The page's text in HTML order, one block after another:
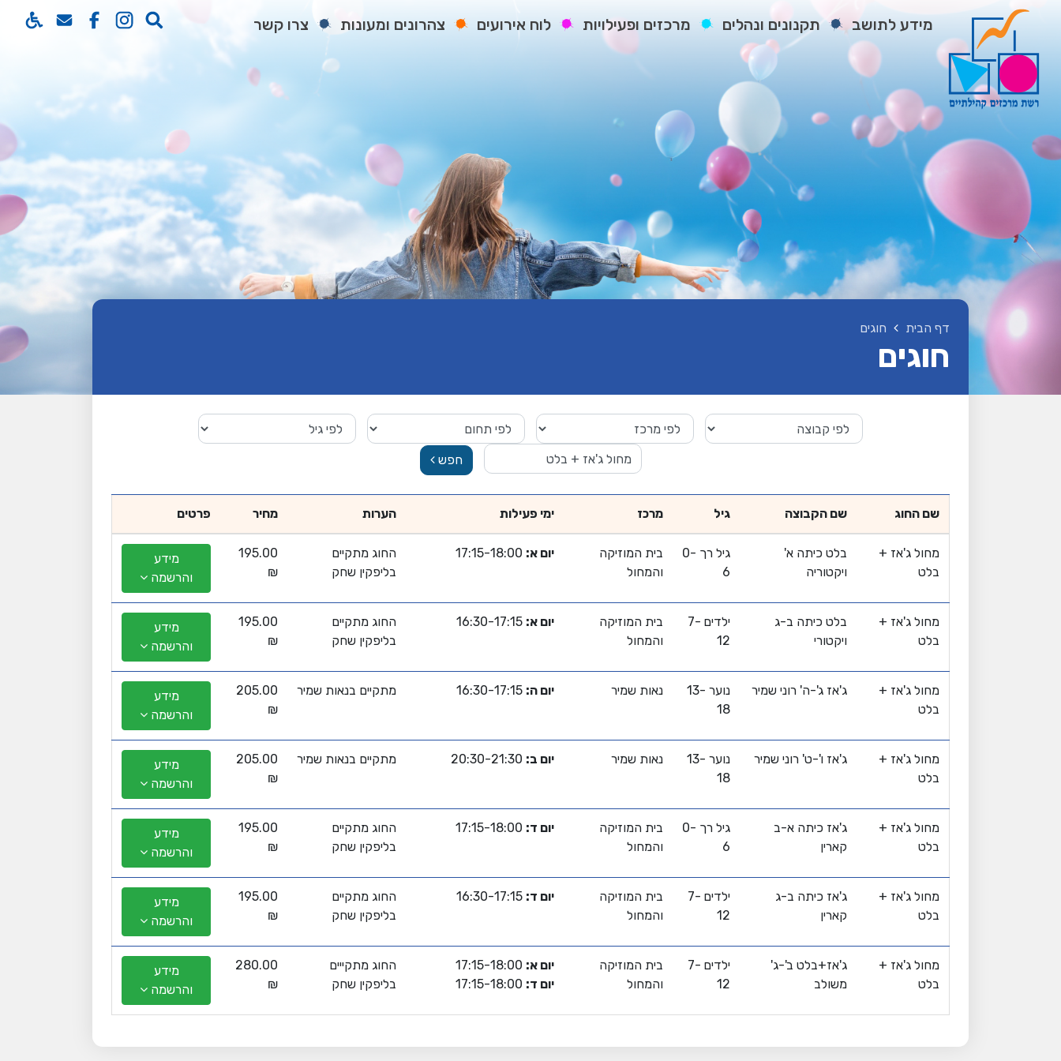
מידע לתושב תקנונים ונהלים מרכזים ופעילויות לוח אירועים צהרונים ומעונות צרו קשר
דף הבית חוגים
חוגים
חפש
שם החוג שם הקבוצה גיל מרכז ימי פעילות הערות מחיר פרטים
מחול ג'אז +
בלט
בלט כיתה א'
ויקטוריה
גיל רך 0-
6
בית המוזיקה
והמחול
יום א:
החוג מתקיים
בליפקין שחק
195.00
₪
מידע
והרשמה
מחול ג'אז +
בלט
בלט כיתה ב-ג
ויקטורי
ילדים 7-
12
בית המוזיקה
והמחול
יום א:
החוג מתקיים
בליפקין שחק
195.00
₪
מידע
והרשמה
מחול ג'אז +
בלט
ג'אז ג'-ה' רוני שמיר
נוער 13-
18
נאות שמיר יום ה: מתקיים בנאות שמיר
205.00
₪
מידע
והרשמה
מחול ג'אז +
בלט
ג'אז ו'-ט' רוני שמיר
נוער 13-
18
נאות שמיר יום ב: מתקיים בנאות שמיר
205.00
₪
מידע
והרשמה
מחול ג'אז +
בלט
ג'אז כיתה א-ב
קארין
גיל רך 0-
6
בית המוזיקה
והמחול
יום ד:
החוג מתקיים
בליפקין שחק
195.00
₪
מידע
והרשמה
מחול ג'אז +
בלט
ג'אז כיתה ב-ג
קארין
ילדים 7-
12
בית המוזיקה
והמחול
יום ד:
החוג מתקיים
בליפקין שחק
195.00
₪
מידע
והרשמה
מחול ג'אז +
בלט
ג'אז+בלט ב'-ג'
משולב
ילדים 7-
12
בית המוזיקה
והמחול
יום א:
יום ד:
החוג מתקייים
בליפקין שחק
280.00
₪
מידע
והרשמה